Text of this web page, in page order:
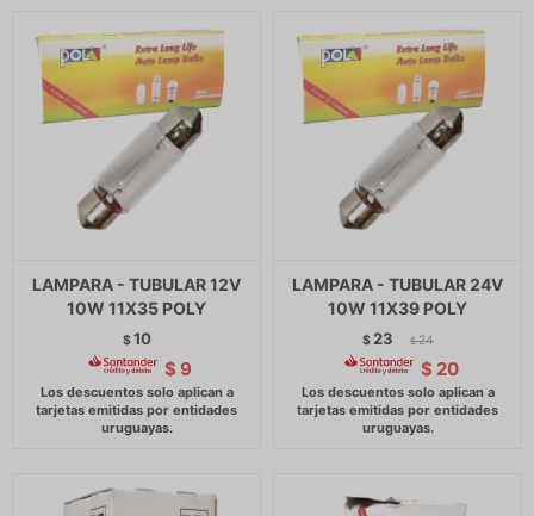
LAMPARA - TUBULAR 12V
10W 11X35 POLY
$10
$ 9
LAMPARA - TUBULAR 24V
10W 11X39 POLY
$ 23 $ 24
$ 20